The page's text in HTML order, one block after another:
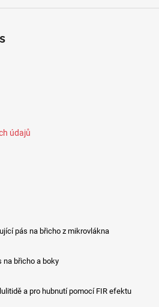
údajů
pás na břicho z mikrovlákna
na břicho a boky
a pro hubnutí pomocí FIR efektu